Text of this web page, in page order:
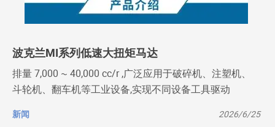
波克兰MI系列低速大扭矩马达
排量 7,000 ~ 40,000 cc/r ,广泛应用于破碎机、注塑机、
斗轮机、翻车机等工业设备,实现不同设备工具驱动
新闻 2026/6/25